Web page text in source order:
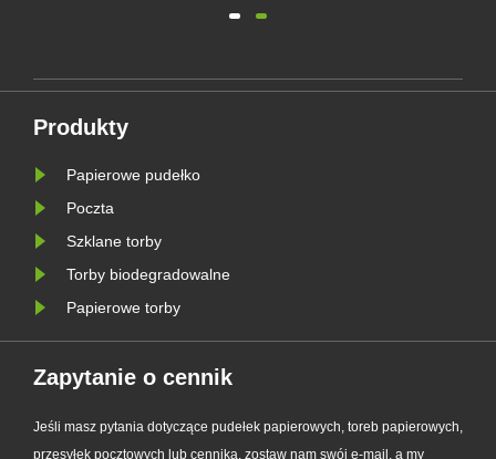
plastikowych, nowy pro......
Produkty
Papierowe pudełko
Poczta
Szklane torby
Torby biodegradowalne
Papierowe torby
Zapytanie o cennik
Jeśli masz pytania dotyczące pudełek papierowych, toreb papierowych,
przesyłek pocztowych lub cennika, zostaw nam swój e-mail, a my